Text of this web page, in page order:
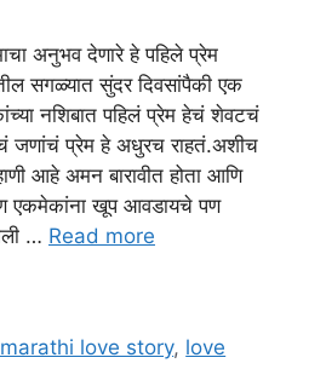
अनुभव देणारे हे पहिले प्रेम
सगळ्यात सुंदर दिवसांपैकी एक
नशिबात पहिलं प्रेम हेचं शेवटचं
जणांचं प्रेम हे अधुरच राहतं.अशीच
आहे अमन बारावीत होता आणि
एकमेकांना खूप आवडायचे पण
… Read more
love story, love